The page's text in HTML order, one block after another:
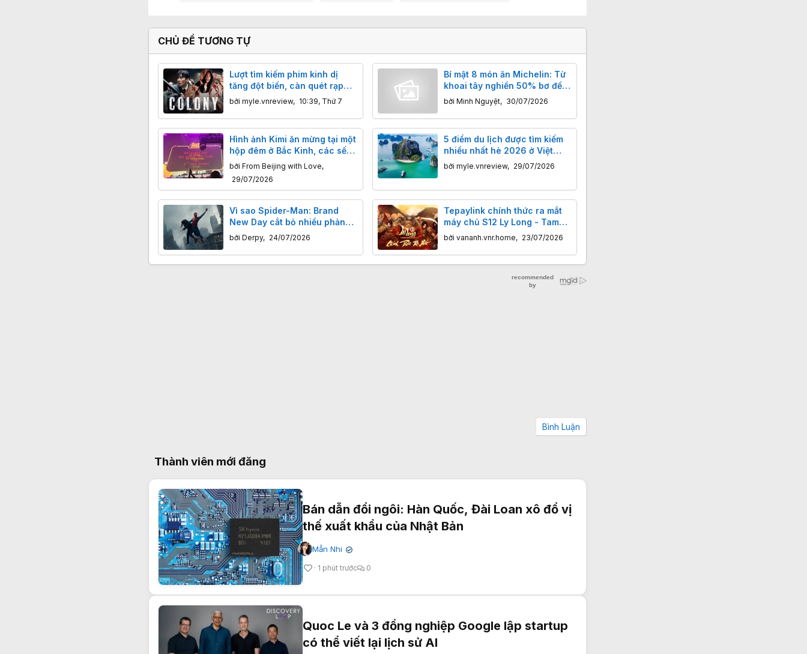
CHỦ ĐỀ TƯƠNG TỰ
Lượt tìm kiếm phim kinh dị
tăng đột biến, càn quét rạp
chiếu Việt hè 2026
bởi myle.vnreview, 10:39, Thứ 7
Bí mật 8 món ăn Michelin: Từ
khoai tây nghiền 50% bơ đến
'trái cây thịt' gây tò mò
bởi Minh Nguyệt, 30/07/2026
Hình ảnh Kimi ăn mừng tại một
hộp đêm ở Bắc Kinh, các sếp
quẩy tưng bừng, hô to"Lên
mặt trăng!"
bởi From Beijing with Love,
29/07/2026
5 điểm du lịch được tìm kiếm
nhiều nhất hè 2026 ở Việt
Nam
bởi myle.vnreview, 29/07/2026
Vì sao Spider-Man: Brand
New Day cắt bỏ nhiều phản
diện và Shang-Chi?
bởi Derpy, 24/07/2026
Tepaylink chính thức ra mắt
máy chủ S12 Ly Long - Tam
Giới Phân Tranh Mobile
bởi vananh.vnr.home, 23/07/2026
Bình Luận
Thành viên mới đăng
Bán dẫn đổi ngôi: Hàn Quốc, Đài Loan xô đổ vị
thế xuất khẩu của Nhật Bản
Mẫn Nhi ✔
1 phút trước 0
Quoc Le và 3 đồng nghiệp Google lập startup
có thể viết lại lịch sử AI